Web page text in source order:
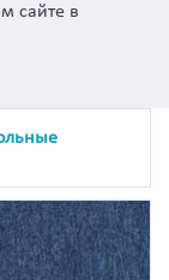
сайте в